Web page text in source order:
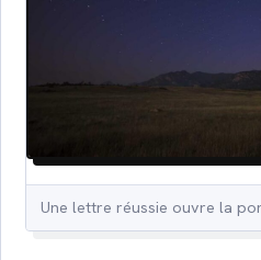
Une lettre réussie ouvre la